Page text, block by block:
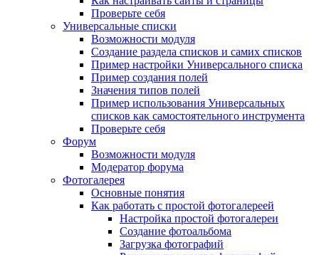
Проверьте себя
Универсальные списки
Возможности модуля
Создание раздела списков и самих списков
Пример настройки Универсального списка
Пример создания полей
Значения типов полей
Пример использования Универсальных
списков как самостоятельного инструмента
Проверьте себя
Форум
Возможности модуля
Модератор форума
Фотогалерея
Основные понятия
Как работать с простой фотогалереей
Настройка простой фотогалереи
Создание фотоальбома
Загрузка фотографий